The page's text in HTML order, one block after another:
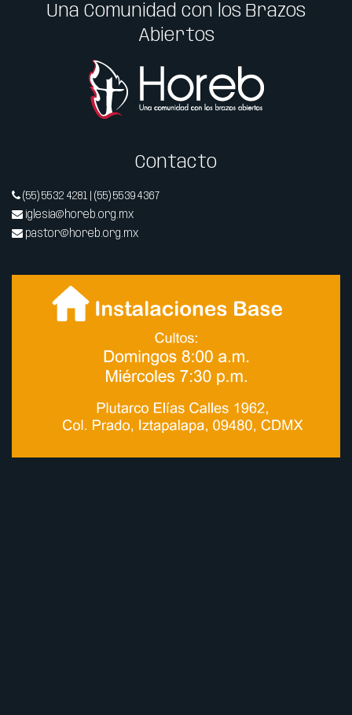
Una Comunidad con los Brazos
Abiertos
Contacto
(55) 5532 4281 | (55) 5539 4367
iglesia@horeb.org.mx
pastor@horeb.org.mx